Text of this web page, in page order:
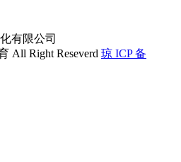
有限公司
All Right Reseverd 琼 ICP 备